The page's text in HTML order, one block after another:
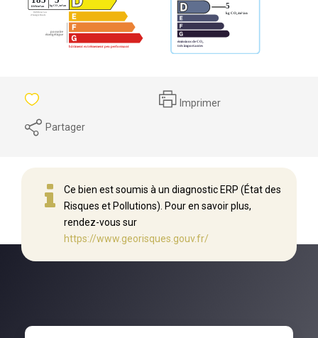
Imprimer
Partager
Ce bien est soumis à un diagnostic ERP (État des
Risques et Pollutions). Pour en savoir plus,
rendez-vous sur
https://www.georisques.gouv.fr/